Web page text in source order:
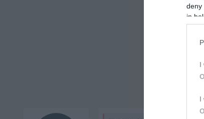
deny
in
I
I